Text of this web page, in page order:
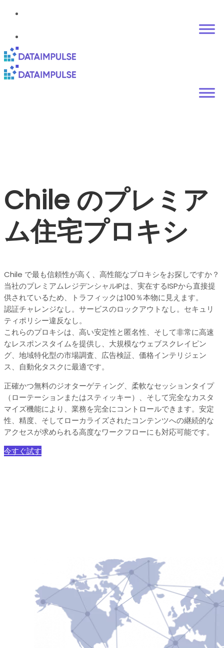
Chile のプレミア
ム住宅プロキシ
Chile で最も信頼性が高く、高性能なプロキシをお探しですか？
当社のプレミアムレジデンシャルIPは、実在するISPから直接提
供されているため、トラフィックは100％本物に見えます。
認証チャレンジなし。サービスのロックアウトなし。セキュリ
ティポリシー違反なし。
これらのプロキシは、高い安定性と匿名性、そして非常に高速
なレスポンスタイムを提供し、大規模なウェブスクレイピン
グ、地域特化型の市場調査、広告検証、価格インテリジェン
ス、自動化タスクに最適です。
正確かつ無料のジオターゲティング、柔軟なセッションタイプ
（ローテーションまたはスティッキー）、そして完全なカスタ
マイズ機能により、業務を完全にコントロールできます。安定
性、精度、そしてローカライズされたコンテンツへの継続的な
アクセスが求められる高度なワークフローにも対応可能です。
今すぐ試す